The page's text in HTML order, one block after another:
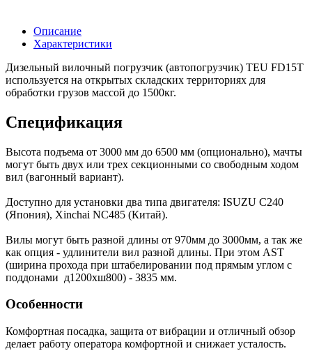
Описание
Характеристики
Дизельный вилочный погрузчик (автопогрузчик) TEU FD15T
используется на открытых складских территориях для
обработки грузов массой до 1500кг.
Спецификация
Высота подъема от 3000 мм до 6500 мм (опционально), мачты
могут быть двух или трех секционными со свободным ходом
вил (вагонный вариант).
Доступно для установки два типа двигателя: ISUZU C240
(Япония), Xinchai NC485 (Китай).
Вилы могут быть разной длины от 970мм до 3000мм, а так же
как опция - удлинители вил разной длины. При этом AST
(ширина прохода при штабелировании под прямым углом с
поддонами д1200хш800) - 3835 мм.
Особенности
Комфортная посадка, защита от вибрации и отличный обзор
делает работу оператора комфортной и снижает усталость.